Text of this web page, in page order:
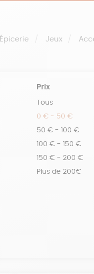
Épicerie Jeux
Prix
Tous
0 € - 50 €
50 € - 100 €
100 € - 150 €
150 € - 200 €
Plus de 200€